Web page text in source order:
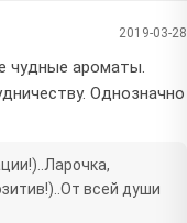
2019-03-28
чудные ароматы.
Однозначно
всей души